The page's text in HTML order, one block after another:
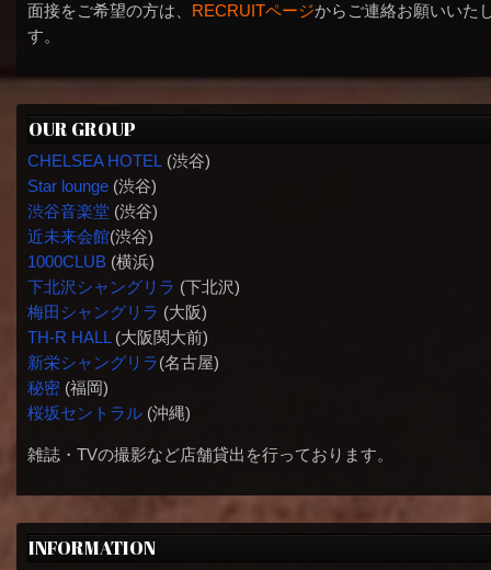
面接をご希望の方は、 RECRUITページからご連絡お願いいた
す。
OUR GROUP
CHELSEA HOTEL (渋谷)
Star lounge(渋谷)
渋谷音楽堂(渋谷)
近未来会館(渋谷)
1000CLUB(横浜)
下北沢シャングリラ (下北沢)
梅田シャングリラ (大阪)
TH-R HALL(大阪関大前)
新栄シャングリラ(名古屋)
秘密(福岡)
桜坂セントラル(沖縄)
雑誌・TVの撮影など店舗貸出を行っております。
INFORMATION